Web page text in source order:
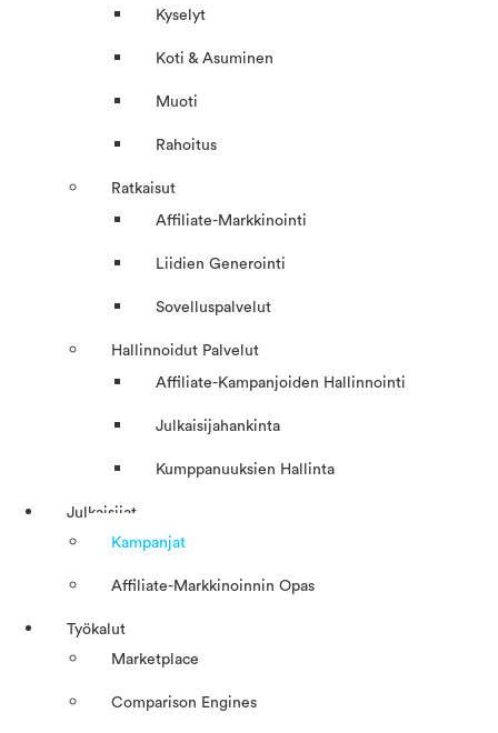
Kyselyt
Koti & Asuminen
Muoti
Rahoitus
Ratkaisut
Affiliate-Markkinointi
Liidien Generointi
Sovelluspalvelut
Hallinnoidut Palvelut
Affiliate-Kampanjoiden Hallinnointi
Julkaisijahankinta
Kumppanuuksien Hallinta
Julkaisijat
Kampanjat
Affiliate-Markkinoinnin Opas
Työkalut
Marketplace
Comparison Engines